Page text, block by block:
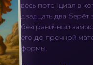
весь потенциал в
двадцать два берёт
безграничный
его до прочной
формы.